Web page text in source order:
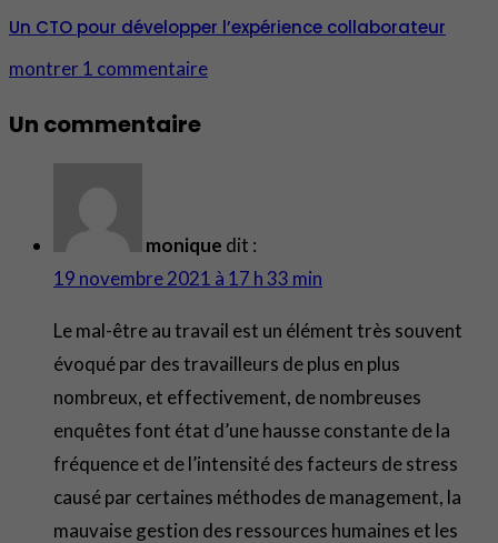
Un CTO pour développer l’expérience collaborateur
montrer 1 commentaire
Un commentaire
monique dit :
19 novembre 2021 à 17 h 33 min
Le mal-être au travail est un élément très souvent
évoqué par des travailleurs de plus en plus
nombreux, et effectivement, de nombreuses
enquêtes font état d’une hausse constante de la
fréquence et de l’intensité des facteurs de stress
causé par certaines méthodes de management, la
mauvaise gestion des ressources humaines et les